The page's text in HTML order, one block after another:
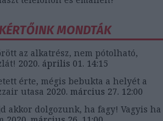
MONDTÁK
az alkatrész, nem pótolható,
2020. április 01. 14:15
érte, mégis bebukta a helyét a
utasa 2020. március 27. 12:00
akkor dolgozunk, ha fagy! Vagyis ha